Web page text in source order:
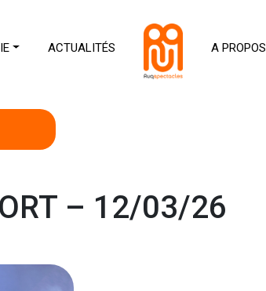
ACTUALITÉS A PROPOS
– 12/03/26